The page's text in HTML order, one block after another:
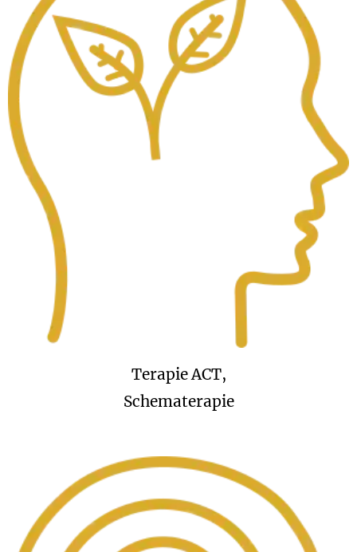
Terapie ACT,
Schematerapie